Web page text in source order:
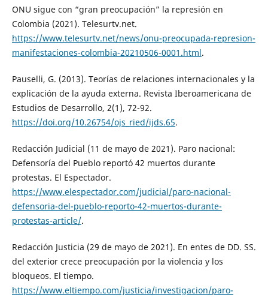
ONU sigue con “gran preocupación” la represión en
Colombia (2021). Telesurtv.net.
https://www.telesurtv.net/news/onu-preocupada-represion-
manifestaciones-colombia-20210506-0001.html.
Pauselli, G. (2013). Teorías de relaciones internacionales y la
explicación de la ayuda externa. Revista Iberoamericana de
Estudios de Desarrollo, 2(1), 72-92.
https://doi.org/10.26754/ojs_ried/ijds.65.
Redacción Judicial (11 de mayo de 2021). Paro nacional:
Defensoría del Pueblo reportó 42 muertos durante
protestas. El Espectador.
https://www.elespectador.com/judicial/paro-nacional-
defensoria-del-pueblo-reporto-42-muertos-durante-
protestas-article/.
Redacción Justicia (29 de mayo de 2021). En entes de DD. SS.
del exterior crece preocupación por la violencia y los
bloqueos. El tiempo.
https://www.eltiempo.com/justicia/investigacion/paro-